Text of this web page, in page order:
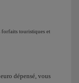
forfaits touristiques et
dépensé, vous